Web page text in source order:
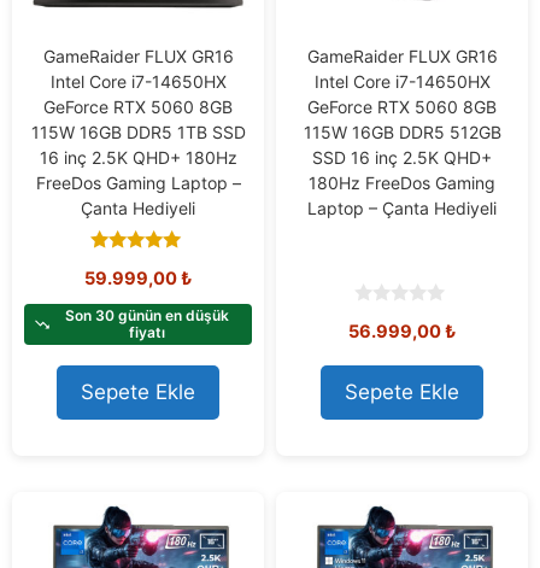
GameRaider FLUX GR16
Intel Core i7-14650HX
GeForce RTX 5060 8GB
115W 16GB DDR5 1TB SSD
16 inç 2.5K QHD+ 180Hz
FreeDos Gaming Laptop –
Çanta Hediyeli
out of 5
59.999,00₺
Son 30 günün en düşük
fiyatı
Sepete Ekle
GameRaider FLUX GR16
Intel Core i7-14650HX
GeForce RTX 5060 8GB
115W 16GB DDR5 512GB
SSD 16 inç 2.5K QHD+
180Hz FreeDos Gaming
Laptop – Çanta Hediyeli
o
t
o
f
5
56.999,00₺
Sepete Ekle